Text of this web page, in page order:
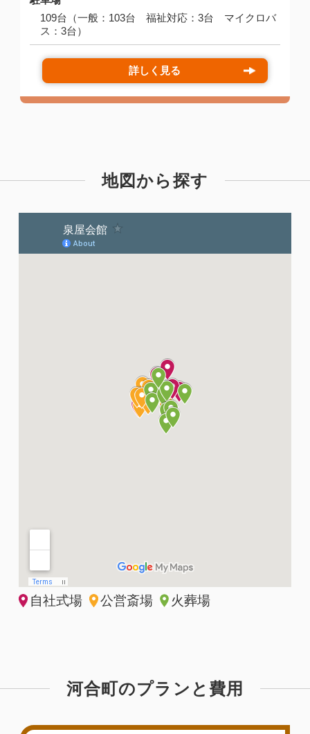
109台（一般：103台 福祉対応：3台 マイクロバ
ス：3台）
詳しく見る
地図から探す
自社式場 公営斎場 火葬場
河合町のプランと費用